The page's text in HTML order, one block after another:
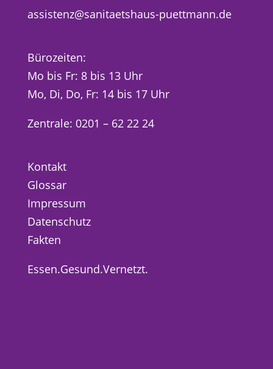
assistenz@sanitaetshaus-puettmann.de
Bürozeiten:
Mo bis Fr: 8 bis 13 Uhr
Mo, Di, Do, Fr: 14 bis 17 Uhr
Zentrale: 0201 – 62 22 24
Kontakt
Glossar
Impressum
Datenschutz
Fakten
Essen.Gesund.Vernetzt.